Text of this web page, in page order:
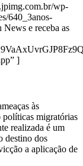
wp-
640_3anos-
News e receba as
]
às
políticas migratórias
realizada é um
destino dos
a aplicação de